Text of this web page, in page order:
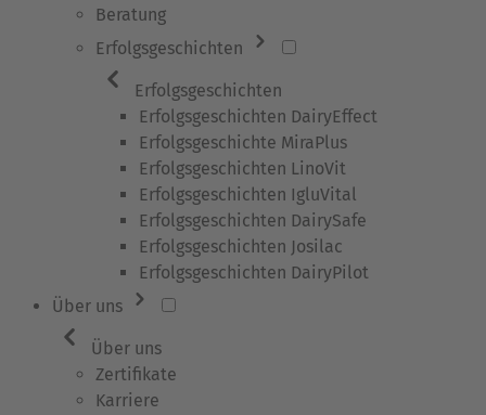
Beratung
Erfolgsgeschichten
Erfolgsgeschichten
Erfolgsgeschichten DairyEffect
Erfolgsgeschichte MiraPlus
Erfolgsgeschichten LinoVit
Erfolgsgeschichten IgluVital
Erfolgsgeschichten DairySafe
Erfolgsgeschichten Josilac
Erfolgsgeschichten DairyPilot
Über uns
Über uns
Zertifikate
Karriere